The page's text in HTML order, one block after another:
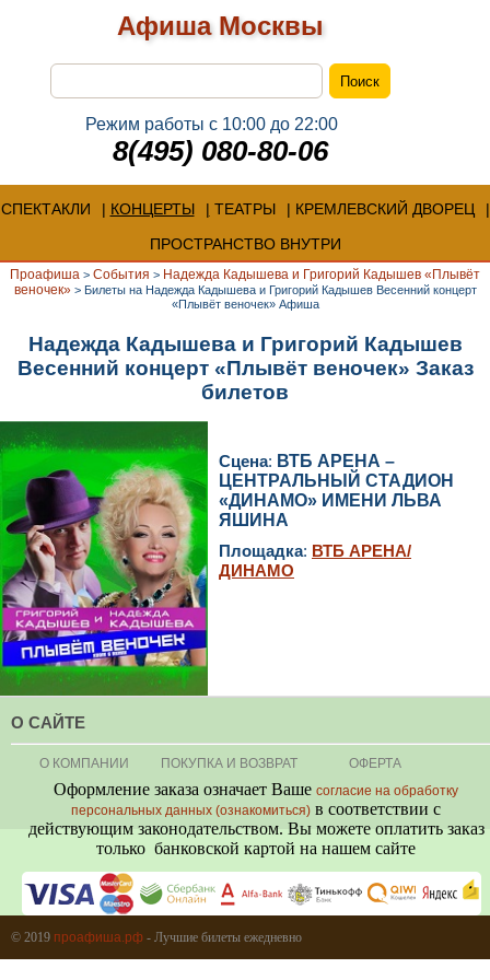
Афиша Москвы
Режим работы с 10:00 до 22:00
8(495) 080-80-06
СПЕКТАКЛИ КОНЦЕРТЫ ТЕАТРЫ
КРЕМЛЕВСКИЙ ДВОРЕЦ
ПРОСТРАНСТВО ВНУТРИ
Проафиша > События > Надежда Кадышева и Григорий Кадышев «Плывёт
веночек»> Билеты на Надежда Кадышева и Григорий Кадышев Весенний концерт
«Плывёт веночек» Афиша
Надежда Кадышева и Григорий Кадышев
Весенний концерт «Плывёт веночек» Заказ
билетов
Сцена: ВТБ АРЕНА –
ЦЕНТРАЛЬНЫЙ СТАДИОН
«ДИНАМО» ИМЕНИ ЛЬВА
ЯШИНА
Площадка: ВТБ АРЕНА/
ДИНАМО
О САЙТЕ
О КОМПАНИИ ПОКУПКА И ВОЗВРАТ ОФЕРТА
Оформление заказа означает Ваше согласие на обработку
персональных данных (ознакомиться) в соответствии с
действующим законодательством. Вы можете оплатить заказ
только банковской картой на нашем сайте
© 2019 проафиша.рф - Лучшие билеты ежедневно